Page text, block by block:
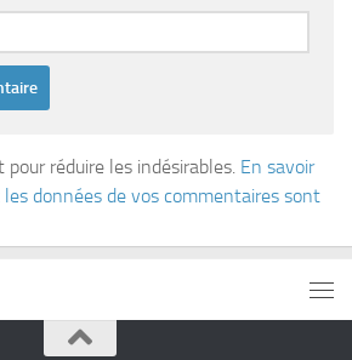
réduire les indésirables. En savoir
données de vos commentaires sont